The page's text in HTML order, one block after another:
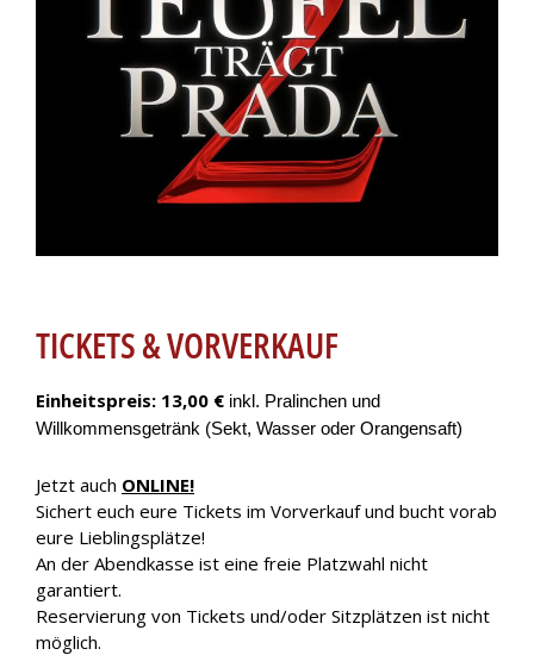
TICKETS & VORVERKAUF
Einheitspreis: 13,00 € inkl. Pralinchen und
Willkommensgetränk (Sekt, Wasser oder Orangensaft)
Jetzt auch ONLINE!
Sichert euch eure Tickets im Vorverkauf und bucht vorab
eure Lieblingsplätze!
An der Abendkasse ist eine freie Platzwahl nicht
garantiert.
Reservierung von Tickets und/oder Sitzplätzen ist nicht
möglich.